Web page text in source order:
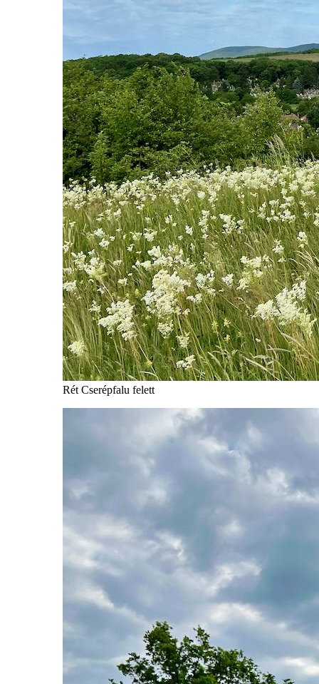
Rét Cserépfalu felett